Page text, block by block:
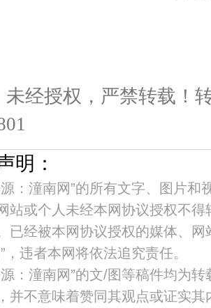
未经授权，严禁转载！
明：
：潼南网”的所有文字、图片和
站或个人未经本网协议授权不
已经被本网协议授权的媒体、
，违者本网将依法追究责任。
：潼南网”的文/图等稿件均为
并不意味着赞同其观点或证实